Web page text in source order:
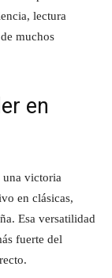
lectura
muchos
en
una victoria
en clásicas,
Esa versatilidad
fuerte del